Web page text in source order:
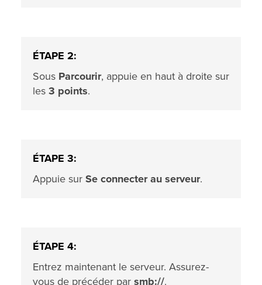
ÉTAPE 2:
Sous Parcourir, appuie en haut à droite sur
les 3 points.
ÉTAPE 3:
Appuie sur Se connecter au serveur.
ÉTAPE 4:
Entrez maintenant le serveur. Assurez-
vous de précéder par smb://.